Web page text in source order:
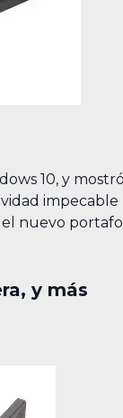
10, y
impecable
nuevo
y más